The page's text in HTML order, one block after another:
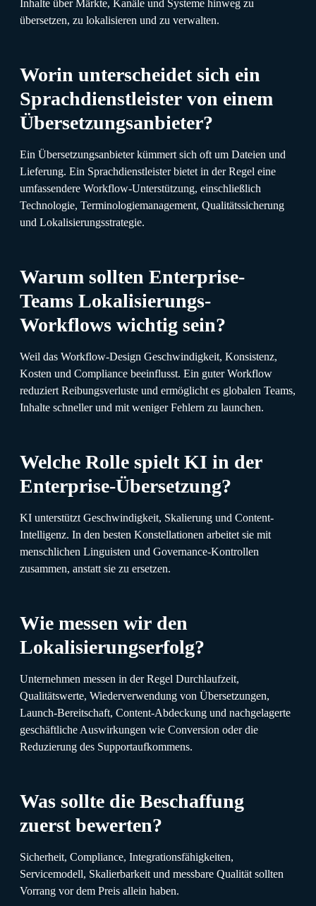
Inhalte über Märkte, Kanäle und Systeme hinweg zu
übersetzen, zu lokalisieren und zu verwalten.
Worin unterscheidet sich ein
Sprachdienstleister von einem
Übersetzungsanbieter?
Ein Übersetzungsanbieter kümmert sich oft um Dateien und
Lieferung. Ein Sprachdienstleister bietet in der Regel eine
umfassendere Workflow-Unterstützung, einschließlich
Technologie, Terminologiemanagement, Qualitätssicherung
und Lokalisierungsstrategie.
Warum sollten Enterprise-
Teams Lokalisierungs-
Workflows wichtig sein?
Weil das Workflow-Design Geschwindigkeit, Konsistenz,
Kosten und Compliance beeinflusst. Ein guter Workflow
reduziert Reibungsverluste und ermöglicht es globalen Teams,
Inhalte schneller und mit weniger Fehlern zu launchen.
Welche Rolle spielt KI in der
Enterprise-Übersetzung?
KI unterstützt Geschwindigkeit, Skalierung und Content-
Intelligenz. In den besten Konstellationen arbeitet sie mit
menschlichen Linguisten und Governance-Kontrollen
zusammen, anstatt sie zu ersetzen.
Wie messen wir den
Lokalisierungserfolg?
Unternehmen messen in der Regel Durchlaufzeit,
Qualitätswerte, Wiederverwendung von Übersetzungen,
Launch-Bereitschaft, Content-Abdeckung und nachgelagerte
geschäftliche Auswirkungen wie Conversion oder die
Reduzierung des Supportaufkommens.
Was sollte die Beschaffung
zuerst bewerten?
Sicherheit, Compliance, Integrationsfähigkeiten,
Servicemodell, Skalierbarkeit und messbare Qualität sollten
Vorrang vor dem Preis allein haben.